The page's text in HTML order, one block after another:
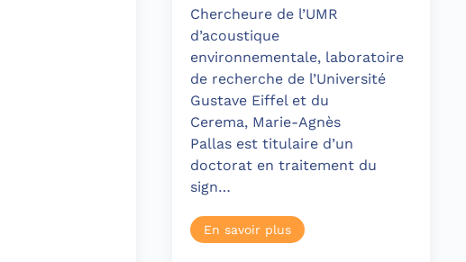
Chercheure de l’UMR
d’acoustique
environnementale, laboratoire
de recherche de l’Université
Gustave Eiffel et du
Cerema, Marie-Agnès
Pallas est titulaire d’un
doctorat en traitement du
sign…
En savoir plus